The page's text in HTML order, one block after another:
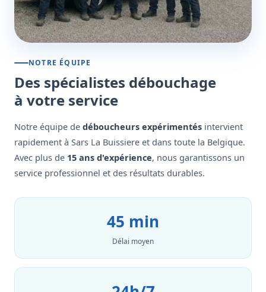
NOTRE ÉQUIPE
Des spécialistes débouchage
à votre service
Notre équipe de déboucheurs expérimentés intervient
rapidement à Sars La Buissiere et dans toute la Belgique.
Avec plus de 15 ans d'expérience, nous garantissons un
service professionnel et des résultats durables.
45 min
Délai moyen